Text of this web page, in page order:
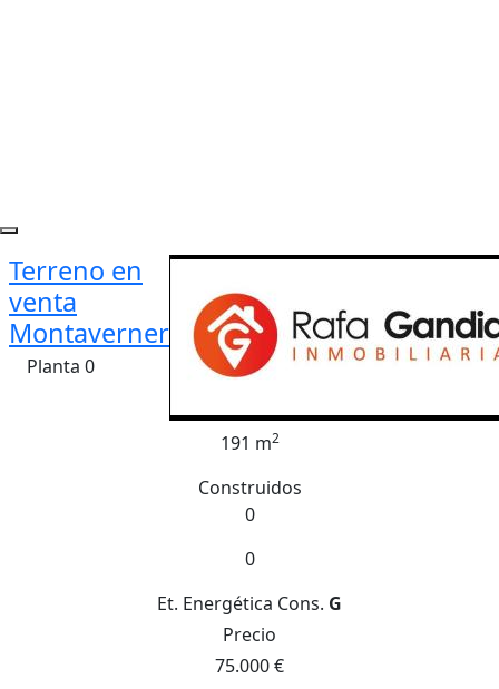
Terreno en
venta
Montaverner
Planta 0
191 m2
Construidos
0
0
Et. Energética Cons. G
Precio
75.000 €